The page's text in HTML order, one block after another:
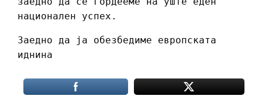
национален успех.
Заедно да ја обезбедиме европската
иднина